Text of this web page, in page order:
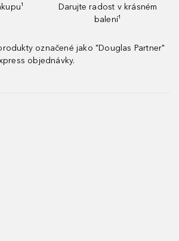
Darujte radost v krásném
balení¹
označené jako "Douglas Partner"
objednávky.